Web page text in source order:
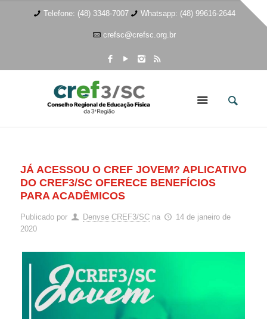
Telefone: (48) 3348-7007 Whatsapp: (48) 99616-2644
crefsc@crefsc.org.br
JÁ ACESSOU O CREF JOVEM? APLICATIVO
DO CREF3/SC OFERECE BENEFÍCIOS
PARA ACADÊMICOS
Publicado por Denyse CREF3/SC na
14 de janeiro de
2020